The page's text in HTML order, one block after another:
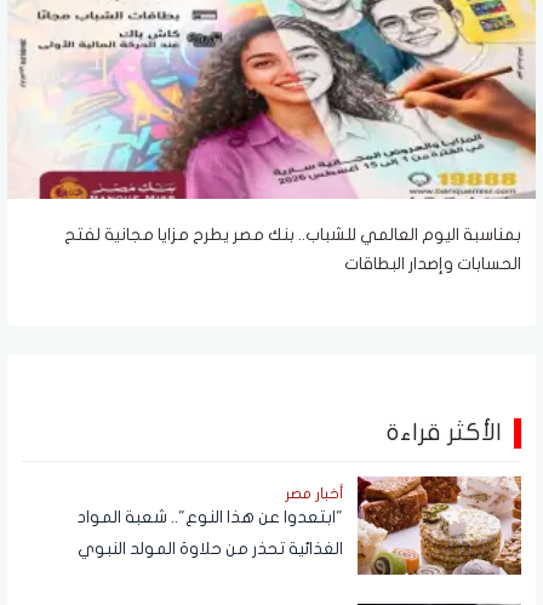
بمناسبة اليوم العالمي للشباب.. بنك مصر يطرح مزايا مجانية لفتح
الحسابات وإصدار البطاقات
الأكثر قراءة
أخبار مصر
"ابتعدوا عن هذا النوع".. شعبة المواد
الغذائية تحذر من حلاوة المولد النبوي